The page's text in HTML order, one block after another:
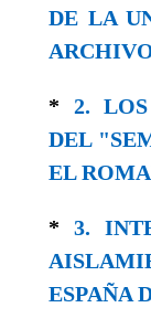
DE LA
* 2.
DEL
EL
* 3.
ESPAÑA